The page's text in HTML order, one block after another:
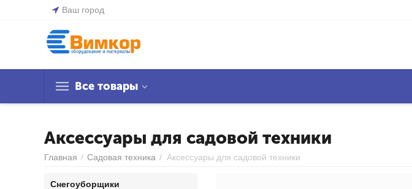
Ваш город
Все товары
Аксессуары для садовой техники
Главная / Садовая техника / Аксессуары для садовой техники
Снегоуборщики